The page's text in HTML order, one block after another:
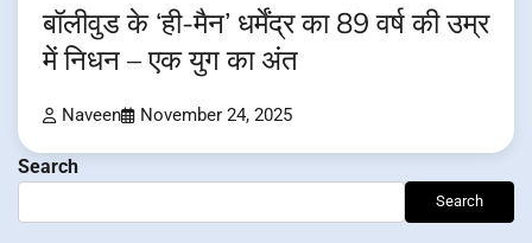
बॉलीवुड के ‘ही-मैन’ धर्मेंद्र का 89 वर्ष की उम्र
में निधन – एक युग का अंत
Naveen November 24, 2025
Search
Search